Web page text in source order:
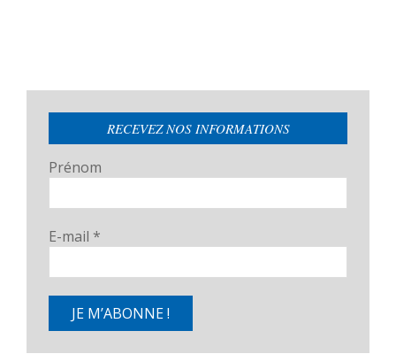
RECEVEZ NOS INFORMATIONS
Prénom
E-mail *